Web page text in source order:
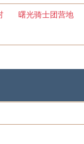
曙光骑士团营地